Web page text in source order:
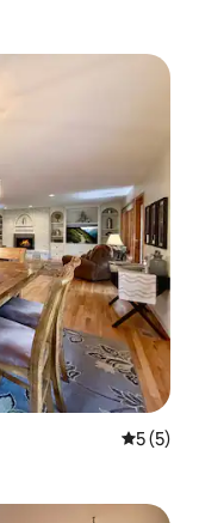
平均评分
5 (5)